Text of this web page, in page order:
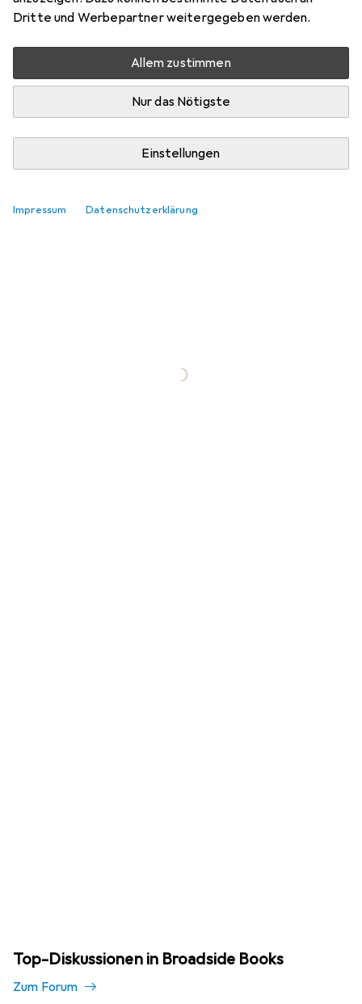
Dritte und Werbepartner weitergegeben werden.
Allem zustimmen
Nur das Nötigste
Einstellungen
Impressum Datenschutzerklärung
Top-Diskussionen in Broadside Books
Zum Forum